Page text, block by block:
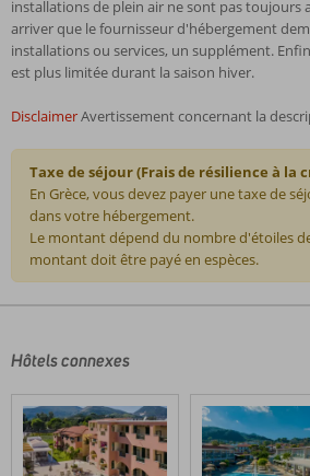
installations de plein air ne sont pas toujours
arriver que le fournisseur d'hébergement
installations ou services, un supplément.
est plus limitée durant la saison hiver.
DisclaimerAvertissement concernant la
Taxe de séjour (Frais de résilience à la
En Grèce, vous devez payer une taxe de
dans votre hébergement.
Le montant dépend du nombre d'étoiles
montant doit être payé en espèces.
écrits
nos
clients
après
leur
Hôtels connexes